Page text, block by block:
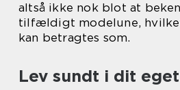
altså ikke nok blot at
tilfældigt modelune,
kan betragtes som.
Lev sundt i dit